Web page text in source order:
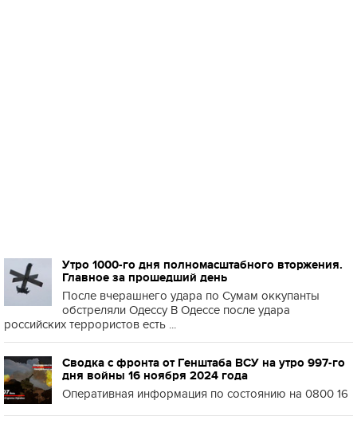
Утро 1000-го дня полномасштабного вторжения.
Главное за прошедший день
После вчерашнего удара по Сумам оккупанты
обстреляли Одессу В Одессе после удара
российских террористов есть ...
Сводка с фронта от Генштаба ВСУ на утро 997-го
дня войны 16 ноября 2024 года
Оперативная информация по состоянию на 0800 16